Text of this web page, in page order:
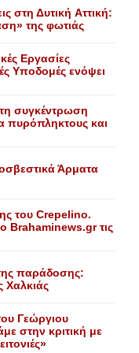
στη Δυτική Aττική:
της φωτιάς
Eργασίες
Yποδομές ενόψει
συγκέντρωση
πυρόπληκτους και
Άρματα
του Crepelino.
Brahaminews.gr τις
παράδοσης:
Xαλκιάς
Γεώργιου
στην κριτική με